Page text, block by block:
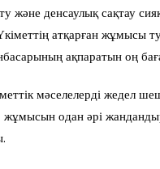
және денсаулық сақтау
атқарған жұмысы
ақпаратын оң
мәселелерді жедел
жұмысын одан әрі